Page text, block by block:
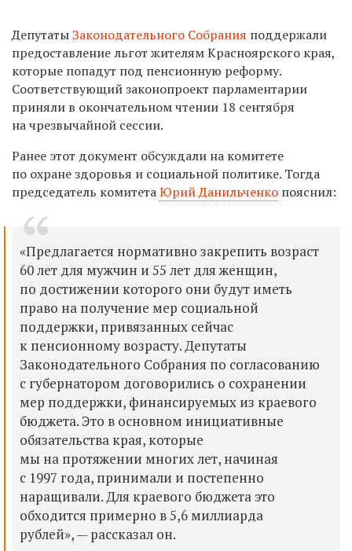
ДепутатыЗаконодательного Собрания поддержали
предоставление льгот жителям Красноярского края,
которые попадут под пенсионную реформу.
Соответствующий законопроект парламентарии
приняли в окончательном чтении 18 сентября
на чрезвычайной сессии.
Ранее этот документ обсуждали на комитете
по охране здоровья и социальной политике. Тогда
председатель комитетаЮрий Данильченко пояснил:
«Предлагается нормативно закрепить возраст
60 лет для мужчин и 55 лет для женщин,
по достижении которого они будут иметь
право на получение мер социальной
поддержки, привязанных сейчас
к пенсионному возрасту. Депутаты
Законодательного Собрания по согласованию
с губернатором договорились о сохранении
мер поддержки, финансируемых из краевого
бюджета. Это в основном инициативные
обязательства края, которые
мы на протяжении многих лет, начиная
с 1997 года, принимали и постепенно
наращивали. Для краевого бюджета это
обходится примерно в 5,6 миллиарда
рублей», — рассказал он.